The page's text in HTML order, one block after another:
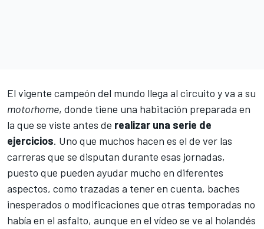
El vigente campeón del mundo llega al circuito y va a su
motorhome, donde tiene una habitación preparada en
la que se viste antes de realizar una serie de
ejercicios. Uno que muchos hacen es el de ver las
carreras que se disputan durante esas jornadas,
puesto que pueden ayudar mucho en diferentes
aspectos, como trazadas a tener en cuenta, baches
inesperados o modificaciones que otras temporadas no
había en el asfalto, aunque en el vídeo se ve al holandés